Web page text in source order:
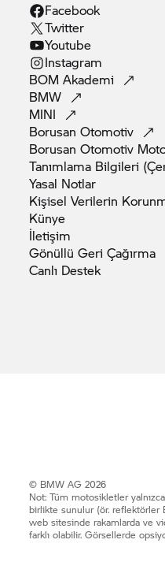
Facebook
Twitter
Youtube
Instagram
BOMAkademi
BMW
MINI
BorusanOtomotiv
Borusan Otomotiv
Tanımlama Bilgileri
Yasal Notlar
Kişisel Verilerin
Künye
İletişim
Gönüllü GeriÇağırma
Canlı Destek
© BMW AG 2026
Not: Tüm motosikletler
birlikte sunulur (ör. reflektörler
web sitesinde rakamlarda ve
farklı olabilir. Görsellerde